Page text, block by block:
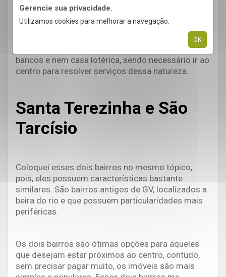
Gerencie sua privacidade.
Utilizamos cookies para melhorar a navegação.
OK
Na Ilha você encontra todo tipo de
estabelecimento necessário ao dia a dia, como
padarias, restaurantes, supermercado, farmácia,
bares dentre outros. Porém o bairro não possui
bancos e nem casa lotérica, sendo necessário ir ao
centro para resolver serviços dessa natureza.
Santa Terezinha e São
Tarcísio
Coloquei esses dois bairros no mesmo tópico,
pois, eles possuem características bastante
similares. São bairros antigos de GV, localizados a
beira do rio e que possuem particularidades mais
periféricas.
Os dois bairros são ótimas opções para aqueles
que desejam estar próximos ao centro, contudo,
sem precisar pagar muito, os imóveis são mais